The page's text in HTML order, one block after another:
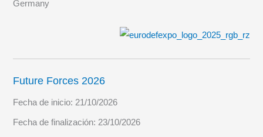
Germany
Future Forces 2026
Fecha de inicio:21/10/2026
Fecha de finalización:23/10/2026